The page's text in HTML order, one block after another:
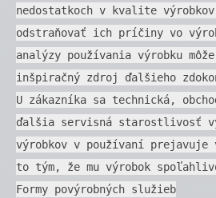
nedostatkoch v kvalite
odstraňovať ich príčiny vo
analýzy používania výrobku
inšpiračný zdroj ďalšieho
U zákazníka sa technická,
ďalšia servisná starostlivosť
výrobkov v používaní
to tým, že mu výrobok
Formy povýrobných služieb